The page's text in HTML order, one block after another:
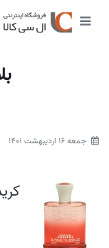
جمعه 16 اردیبهشت 1401